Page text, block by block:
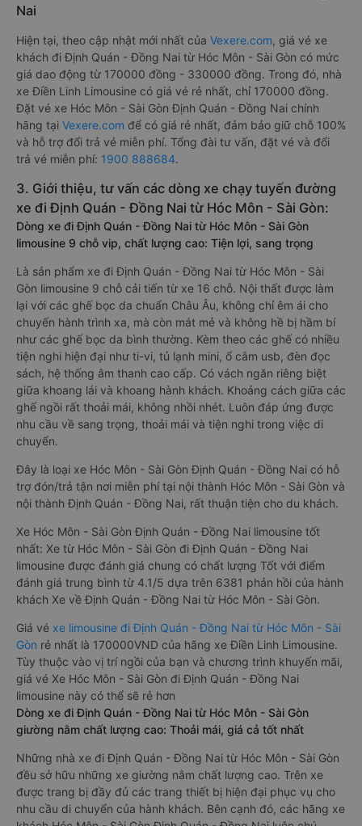
Nai
Hiện tại, theo cập nhật mới nhất của Vexere.com, giá vé xe
khách đi Định Quán - Đồng Nai từ Hóc Môn - Sài Gòn có mức
giá dao động từ 170000 đồng - 330000 đồng. Trong đó, nhà
xe Điền Linh Limousine có giá vé rẻ nhất, chỉ 170000 đồng.
Đặt vé xe Hóc Môn - Sài Gòn Định Quán - Đồng Nai chính
hãng tại Vexere.com để có giá rẻ nhất, đảm bảo giữ chỗ 100%
và hỗ trợ đổi trả vé miễn phí. Tổng đài tư vấn, đặt vé và đổi
trả vé miễn phí: 1900 888684.
3. Giới thiệu, tư vấn các dòng xe chạy tuyến đường
xe đi Định Quán - Đồng Nai từ Hóc Môn - Sài Gòn:
Dòng xe đi Định Quán - Đồng Nai từ Hóc Môn - Sài Gòn
limousine 9 chỗ vip, chất lượng cao: Tiện lợi, sang trọng
Là sản phẩm xe đi Định Quán - Đồng Nai từ Hóc Môn - Sài
Gòn limousine 9 chỗ cải tiến từ xe 16 chỗ. Nội thất được làm
lại với các ghế bọc da chuẩn Châu Âu, không chỉ êm ái cho
chuyến hành trình xa, mà còn mát mẻ và không hề bị hầm bí
như các ghế bọc da bình thường. Kèm theo các ghế có nhiều
tiện nghi hiện đại như ti-vi, tủ lạnh mini, ổ cắm usb, đèn đọc
sách, hệ thống âm thanh cao cấp. Có vách ngăn riêng biệt
giữa khoang lái và khoang hành khách. Khoảng cách giữa các
ghế ngồi rất thoải mái, không nhồi nhét. Luôn đáp ứng được
nhu cầu về sang trọng, thoải mái và tiện nghi trong việc di
chuyển.
Đây là loại xe Hóc Môn - Sài Gòn Định Quán - Đồng Nai có hỗ
trợ đón/trả tận nơi miễn phí tại nội thành Hóc Môn - Sài Gòn và
nội thành Định Quán - Đồng Nai, rất thuận tiện cho du khách.
Xe Hóc Môn - Sài Gòn Định Quán - Đồng Nai limousine tốt
nhất: Xe từ Hóc Môn - Sài Gòn đi Định Quán - Đồng Nai
limousine được đánh giá chung có chất lượng Tốt với điểm
đánh giá trung bình từ 4.1/5 dựa trên 6381 phản hồi của hành
khách Xe về Định Quán - Đồng Nai từ Hóc Môn - Sài Gòn.
Giá vé xe limousine đi Định Quán - Đồng Nai từ Hóc Môn - Sài
Gòn rẻ nhất là 170000VND của hãng xe Điền Linh Limousine.
Tùy thuộc vào vị trí ngồi của bạn và chương trình khuyến mãi,
giá vé Xe Hóc Môn - Sài Gòn đi Định Quán - Đồng Nai
limousine này có thể sẽ rẻ hơn
Dòng xe đi Định Quán - Đồng Nai từ Hóc Môn - Sài Gòn
giường nằm chất lượng cao: Thoải mái, giá cả tốt nhất
Những nhà xe đi Định Quán - Đồng Nai từ Hóc Môn - Sài Gòn
đều sở hữu những xe giường nằm chất lượng cao. Trên xe
được trang bị đầy đủ các trang thiết bị hiện đại phục vụ cho
nhu cầu di chuyển của hành khách. Bên cạnh đó, các hãng xe